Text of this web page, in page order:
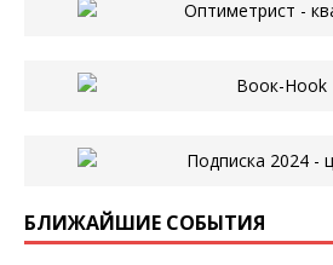
БЛИЖАЙШИЕ СОБЫТИЯ